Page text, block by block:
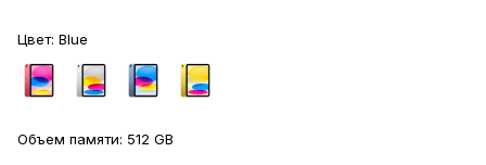
Цвет: Blue
Объем памяти: 512 GB